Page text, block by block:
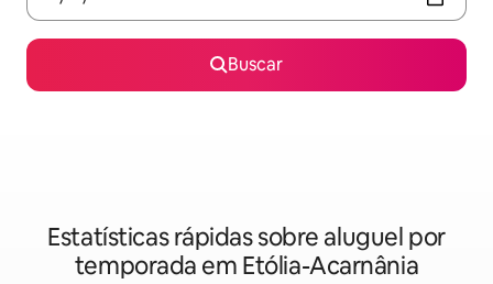
Buscar
Estatísticas rápidas sobre aluguel por
temporada em Etólia-Acarnânia